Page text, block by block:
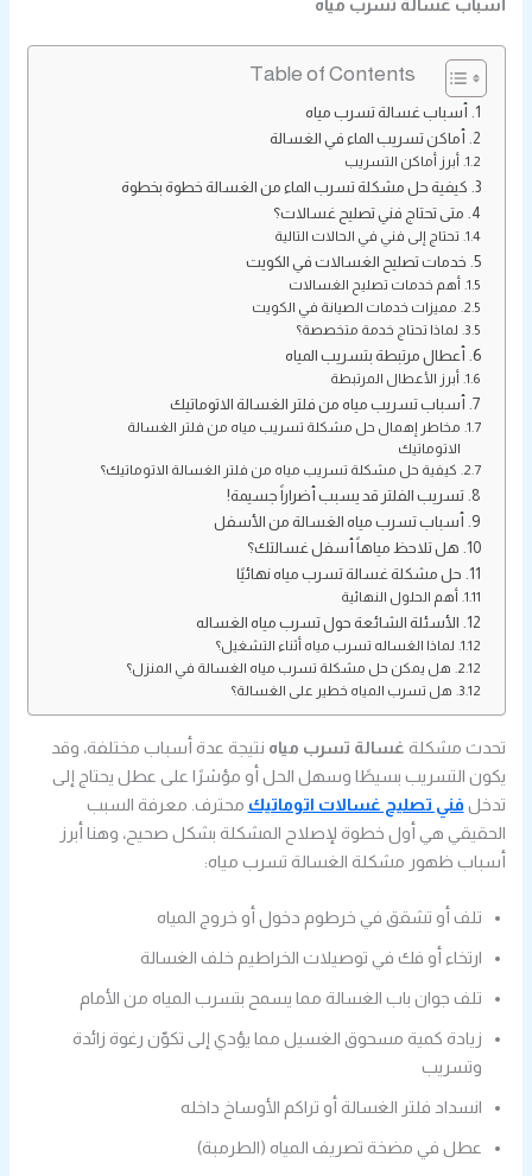
أسباب غسالة تسرب مياه
Table of Contents
أسباب غسالة تسرب مياه
أماكن تسريب الماء في الغسالة
أبرز أماكن التسريب
كيفية حل مشكلة تسرب الماء من الغسالة خطوة بخطوة
متى تحتاج فني تصليح غسالات؟
تحتاج إلى فني في الحالات التالية
خدمات تصليح الغسالات في الكويت
أهم خدمات تصليح الغسالات
مميزات خدمات الصيانة في الكويت
لماذا تحتاج خدمة متخصصة؟
أعطال مرتبطة بتسريب المياه
أبرز الأعطال المرتبطة
أسباب تسريب مياه من فلتر الغسالة الاتوماتيك
مخاطر إهمال حل مشكلة تسريب مياه من فلتر الغسالة
الاتوماتيك
كيفية حل مشكلة تسريب مياه من فلتر الغسالة الاتوماتيك؟
تسريب الفلتر قد يسبب أضراراً جسيمة!
أسباب تسرب مياه الغسالة من الأسفل
هل تلاحظ مياهاً أسفل غسالتك؟
حل مشكلة غسالة تسرب مياه نهائيًا
أهم الحلول النهائية
الأسئلة الشائعة حول تسرب مياه الغساله
لماذا الغساله تسرب مياه أثناء التشغيل؟
هل يمكن حل مشكلة تسرب مياه الغسالة في المنزل؟
هل تسرب المياه خطير على الغسالة؟
تحدث مشكلة غسالة تسرب مياه نتيجة عدة أسباب مختلفة، وقد
يكون التسريب بسيطًا وسهل الحل أو مؤشرًا على عطل يحتاج إلى
تدخل فني تصليح غسالات اتوماتيك محترف. معرفة السبب
الحقيقي هي أول خطوة لإصلاح المشكلة بشكل صحيح، وهنا أبرز
أسباب ظهور مشكلة الغسالة تسرب مياه:
تلف أو تشقق في خرطوم دخول أو خروج المياه
ارتخاء أو فك في توصيلات الخراطيم خلف الغسالة
تلف جوان باب الغسالة مما يسمح بتسرب المياه من الأمام
زيادة كمية مسحوق الغسيل مما يؤدي إلى تكوّن رغوة زائدة
وتسريب
انسداد فلتر الغسالة أو تراكم الأوساخ داخله
عطل في مضخة تصريف المياه (الطرمبة)